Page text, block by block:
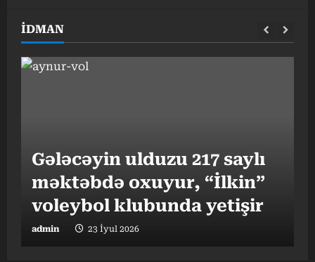
İDMAN
Gələcəyin ulduzu 217 saylı
məktəbdə oxuyur, “İlkin”
voleybol klubunda yetişir
admin 23 İyul 2026